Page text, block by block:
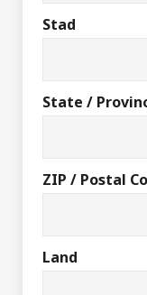
Stad
State /
ZIP / Postal
Land